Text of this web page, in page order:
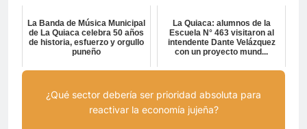
La Banda de Música Municipal
de La Quiaca celebra 50 años
de historia, esfuerzo y orgullo
puneño
La Quiaca: alumnos de la
Escuela N° 463 visitaron al
intendente Dante Velázquez
con un proyecto mund...
¿Qué sector debería ser prioridad absoluta para
reactivar la economía jujeña?